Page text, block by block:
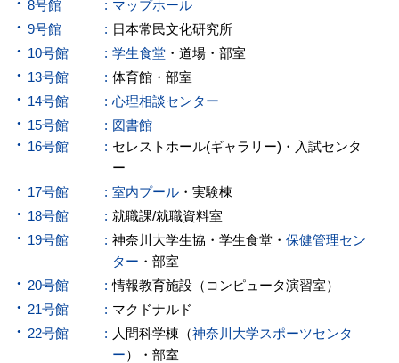
8号館
マップホール
9号館
日本常民文化研究所
10号館
学生食堂・道場・部室
13号館
体育館・部室
14号館
心理相談センター
15号館
図書館
16号館
セレストホール(ギャラリー)・入試センタ
ー
17号館
室内プール・実験棟
18号館
就職課/就職資料室
19号館
神奈川大学生協・学生食堂・ 保健管理セン
ター ・部室
20号館
情報教育施設（コンピュータ演習室）
21号館
マクドナルド
22号館
人間科学棟（神奈川大学スポーツセンタ
ー）・部室